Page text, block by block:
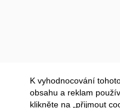
K vyhodnocování
obsahu a reklam
klikněte na „přijmout